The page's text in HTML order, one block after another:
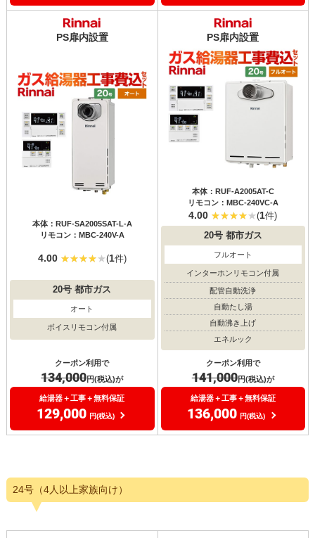
PS扉内設置
本体：RUF-SA2005SAT-L-A
リモコン：MBC-240V-A
4.00 (1件)
20号 都市ガス
オート
ボイスリモコン付属
クーポン利用で
134,000円(税込)が
給湯器＋工事＋無料保証
129,000 円(税込)
PS扉内設置
本体：RUF-A2005AT-C
リモコン：MBC-240VC-A
4.00 (1件)
20号都市ガス
フルオート
インターホンリモコン付属
配管自動洗浄
自動たし湯
自動沸き上げ
エネルック
クーポン利用で
141,000円(税込)が
給湯器＋工事＋無料保証
136,000 円(税込)
24号（4人以上家族向け）